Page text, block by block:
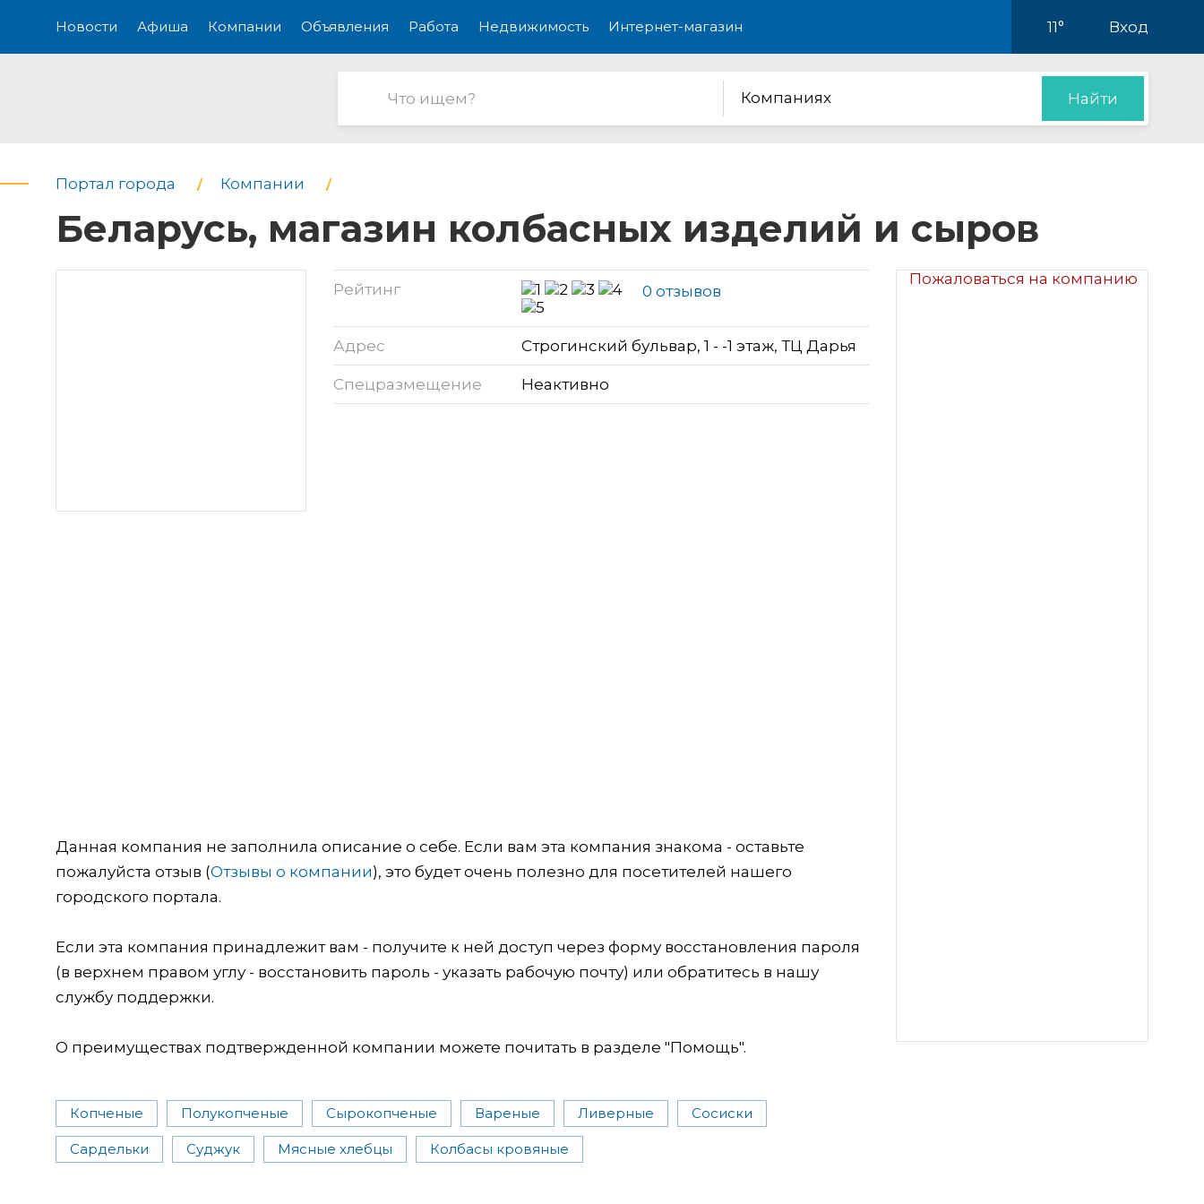
Новости Афиша Компании Объявления Работа Недвижимость Интернет-магазин 11° Вход
Компаниях Найти
Портал города Компании
Беларусь, магазин колбасных изделий и сыров
Пожаловаться на компанию
Рейтинг 0 отзывов
Адрес Строгинский бульвар, 1 - -1 этаж, ТЦ Дарья
Спецразмещение Неактивно
Данная компания не заполнила описание о себе. Если вам эта компания знакома - оставьте
пожалуйста отзыв (Отзывы о компании), это будет очень полезно для посетителей нашего
городского портала.
Если эта компания принадлежит вам - получите к ней доступ через форму восстановления пароля
(в верхнем правом углу - восстановить пароль - указать рабочую почту) или обратитесь в нашу
службу поддержки.
О преимуществах подтвержденной компании можете почитать в разделе "Помощь".
Копченые Полукопченые Сырокопченые Вареные Ливерные Сосиски
Сардельки Суджук Мясные хлебцы Колбасы кровяные